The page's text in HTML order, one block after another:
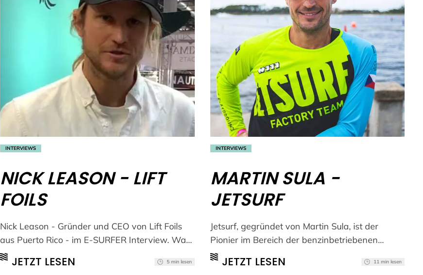
INTERVIEWS
NICK LEASON - LIFT
FOILS
Nick Leason - Gründer und CEO von Lift Foils
aus Puerto Rico - im E-SURFER Interview. Was
JETZT LESEN 5 min lesen
INTERVIEWS
MARTIN SULA -
JETSURF
Jetsurf, gegründet von Martin Sula, ist der
Pionier im Bereich der benzinbetriebenen
Jetboards, hat aber auch ein elektrisches
JETZT LESEN 11 min lesen